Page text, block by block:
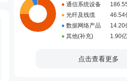
通信系统设备
光纤及线缆
46.54
数据网络产品
14.20
其他(补充)
1.90亿
点击查看更多